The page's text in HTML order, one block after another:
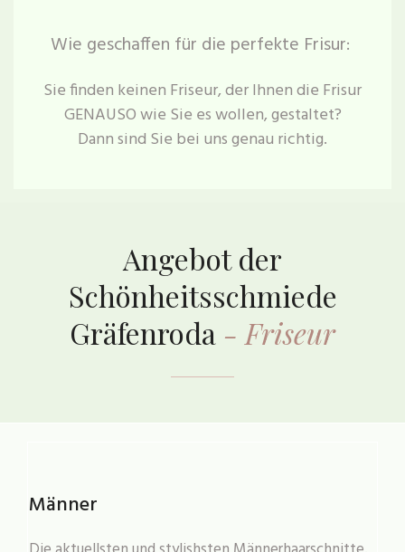
Wie geschaffen für die perfekte Frisur:
Sie finden keinen Friseur, der Ihnen die Frisur
GENAUSO wie Sie es wollen, gestaltet?
Dann sind Sie bei uns genau richtig.
Angebot der
Schönheitsschmiede
Gräfenroda - Friseur
Männer